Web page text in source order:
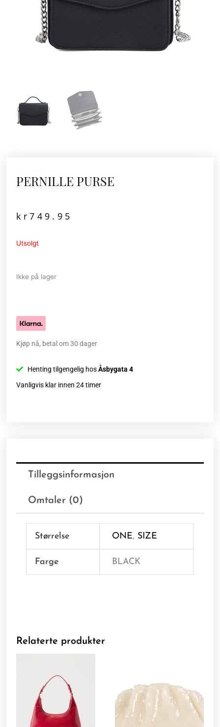
PERNILLE PURSE
kr749.95
Utsolgt
Ikke på lager
Kjøp nå, betal om 30 dager
Henting tilgengelig hosÅsbygata 4
Vanligvis klar innen 24 timer
Tilleggsinformasjon
Omtaler (0)
Størrelse ONE, SIZE
Farge BLACK
Relaterte produkter